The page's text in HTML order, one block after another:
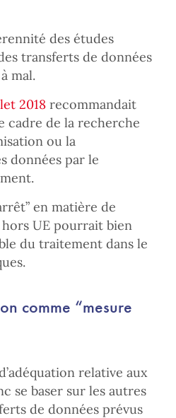
des études
transferts de données
mal.
2018 recommandait
cadre de la recherche
ou la
données par le
en matière de
UE pourrait bien
du traitement dans le
comme “mesure
relative aux
se baser sur les autres
de données prévus